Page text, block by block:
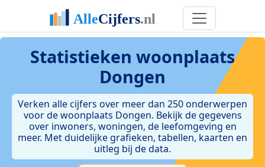
Statistieken woonplaats
Dongen
Verken alle cijfers over meer dan 250 onderwerpen
voor de woonplaats Dongen. Bekijk de gegevens
over inwoners, woningen, de leefomgeving en
meer. Met duidelijke grafieken, tabellen, kaarten en
uitleg bij de data.